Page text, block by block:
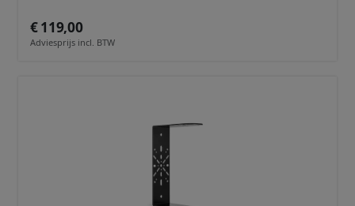
€ 119,00
Adviesprijs incl. BTW